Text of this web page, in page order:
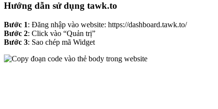
Hướng dẫn sử dụng tawk.to
Bước 1: Đăng nhập vào website: https://dashboard.tawk.to/
Bước 2: Click vào “Quản trị”
Bước 3: Sao chép mã Widget